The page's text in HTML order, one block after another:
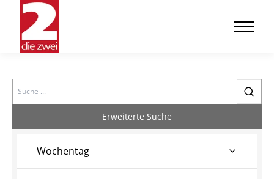
Search
Erweiterte Suche
Wochentag